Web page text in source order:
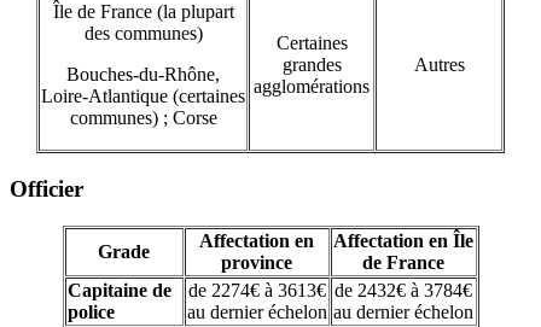
Île de France (la plupart
des communes)
Bouches-du-Rhône,
Loire-Atlantique (certaines
communes) ; Corse
Certaines
grandes
agglomérations
Autres
Officier
Grade
Affectation en
province
Affectation en Île
de France
Capitaine de
police
de 2274€ à 3613€
au dernier échelon
de 2432€ à 3784€
au dernier échelon